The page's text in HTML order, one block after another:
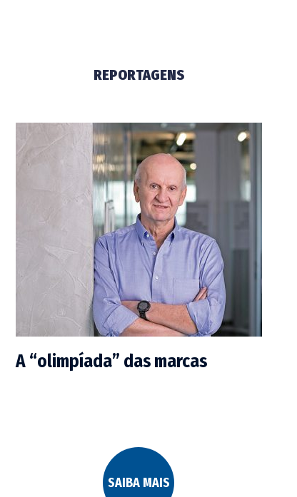
REPORTAGENS
A “olimpíada” das marcas
SAIBA MAIS